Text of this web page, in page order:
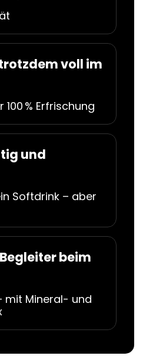
voll im
100 % Erfrischung
und
Softdrink – aber
beim
mit Mineral- und